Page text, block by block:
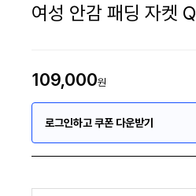
여성 안감 패딩 자켓
109,000원
로그인하고 쿠폰 다운받기